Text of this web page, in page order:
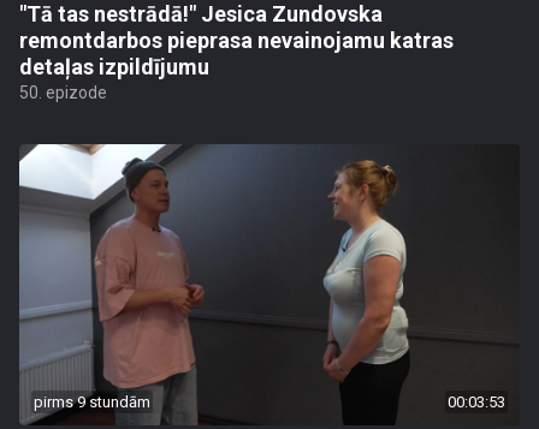
"Tā tas nestrādā!" Jesica Zundovska
remontdarbos pieprasa nevainojamu katras
detaļas izpildījumu
50. epizode
pirms 9 stundām 00:03:53